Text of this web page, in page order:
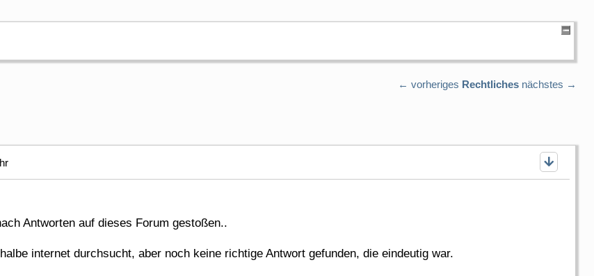
← vorheriges Rechtliches nächstes →
Antworten auf dieses Forum gestoßen..
internet durchsucht, aber noch keine richtige Antwort gefunden, die eindeutig war.